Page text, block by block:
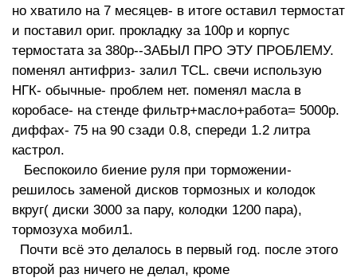
но хватило на 7 месяцев- в итоге оставил термостат
и поставил ориг. прокладку за 100р и корпус
термостата за 380р--ЗАБЫЛ ПРО ЭТУ ПРОБЛЕМУ.
поменял антифриз- залил TCL. свечи использую
НГК- обычные- проблем нет. поменял масла в
коробасе- на стенде фильтр+масло+работа= 5000р.
диффах- 75 на 90 сзади 0.8, спереди 1.2 литра
кастрол.
Беспокоило биение руля при торможении-
решилось заменой дисков тормозных и колодок
вкруг( диски 3000 за пару, колодки 1200 пара),
тормозуха мобил1.
Почти всё это делалось в первый год. после этого
второй раз ничего не делал, кроме